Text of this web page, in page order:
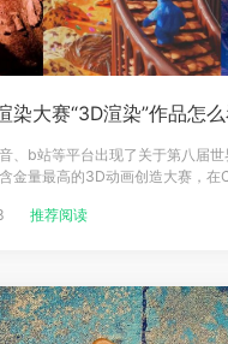
染大赛“3D渲染”作品怎
、b站等平台出现了关于第八届世
金量最高的3D动画创造大赛，在
人在CG圈子中的知名度，下面一
推荐阅读